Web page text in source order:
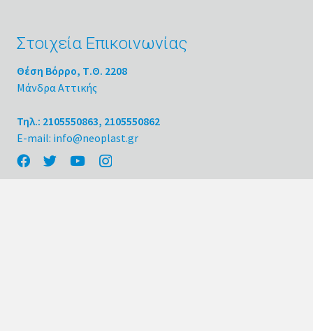
Στοιχεία Επικοινωνίας
Θέση Βόρρο, Τ.Θ. 2208
Μάνδρα Αττικής
Τηλ.: 2105550863, 2105550862
E-mail: info@neoplast.gr